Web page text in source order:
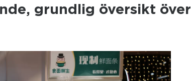
grundlig översikt över